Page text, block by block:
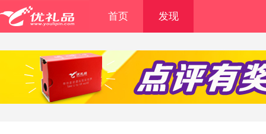
首页 发现